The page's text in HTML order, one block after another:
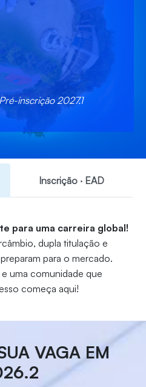
inscrição 2027.1
Inscrição ‧ EAD
para uma carreira global!
dupla titulação e
para o mercado.
uma comunidade que
começa aqui!
VAGA EM